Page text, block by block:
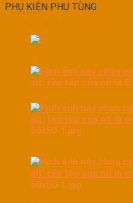
PHỤ KIỆN PHỤ TÙNG